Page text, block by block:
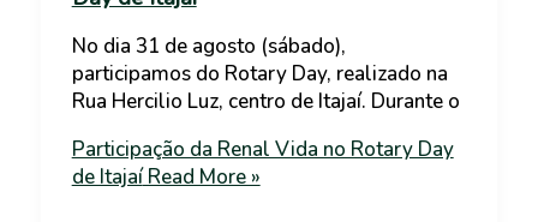
No dia 31 de agosto (sábado),
participamos do Rotary Day, realizado na
Rua Hercilio Luz, centro de Itajaí. Durante o
Participação da Renal Vida no Rotary Day
de ItajaíRead More »